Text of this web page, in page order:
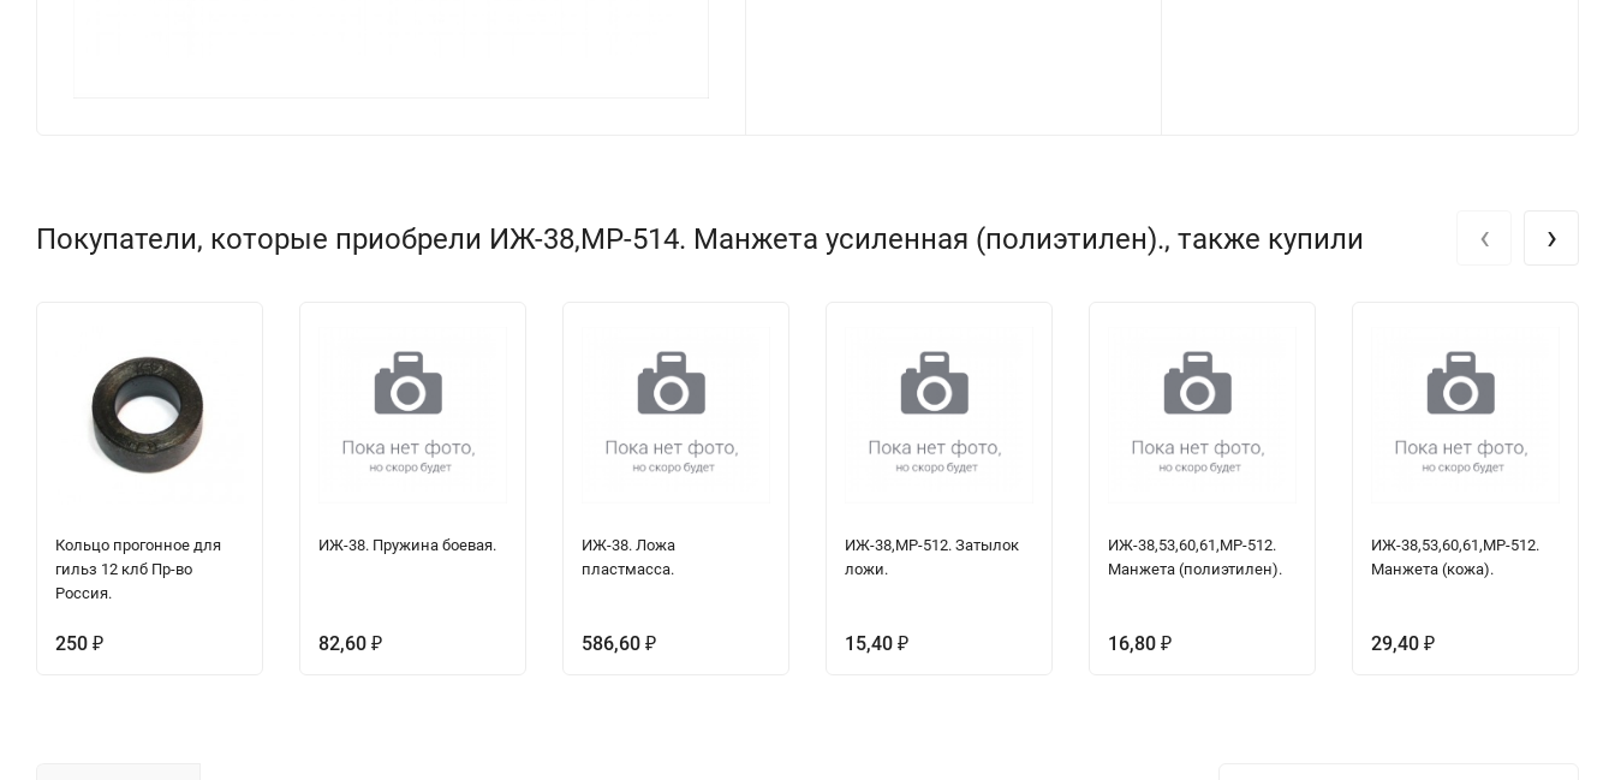
Покупатели, которые приобрели ИЖ-38,МР-514. Манжета усиленная (полиэтилен)., также купили
Кольцо прогонное для
гильз 12 клб Пр-во
Россия.
250 ₽
ИЖ-38. Пружина боевая.
82,60 ₽
ИЖ-38. Ложа
пластмасса.
586,60 ₽
ИЖ-38,МР-512. Затылок
ложи.
15,40 ₽
ИЖ-38,53,60,61,МР-512.
Манжета (полиэтилен).
16,80 ₽
ИЖ-38,53,60,61,МР-512.
Манжета (кожа).
29,40 ₽
‹ ›